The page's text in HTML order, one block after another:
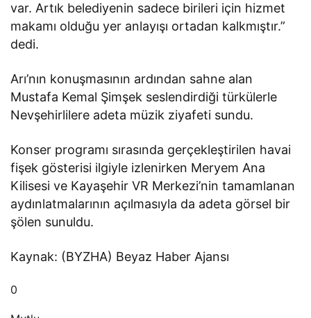
var. Artık belediyenin sadece birileri için hizmet
makamı olduğu yer anlayışı ortadan kalkmıştır.”
dedi.
Arı’nın konuşmasının ardından sahne alan
Mustafa Kemal Şimşek seslendirdiği türkülerle
Nevşehirlilere adeta müzik ziyafeti sundu.
Konser programı sırasında gerçekleştirilen havai
fişek gösterisi ilgiyle izlenirken Meryem Ana
Kilisesi ve Kayaşehir VR Merkezi’nin tamamlanan
aydınlatmalarının açılmasıyla da adeta görsel bir
şölen sunuldu.
Kaynak: (BYZHA) Beyaz Haber Ajansı
0